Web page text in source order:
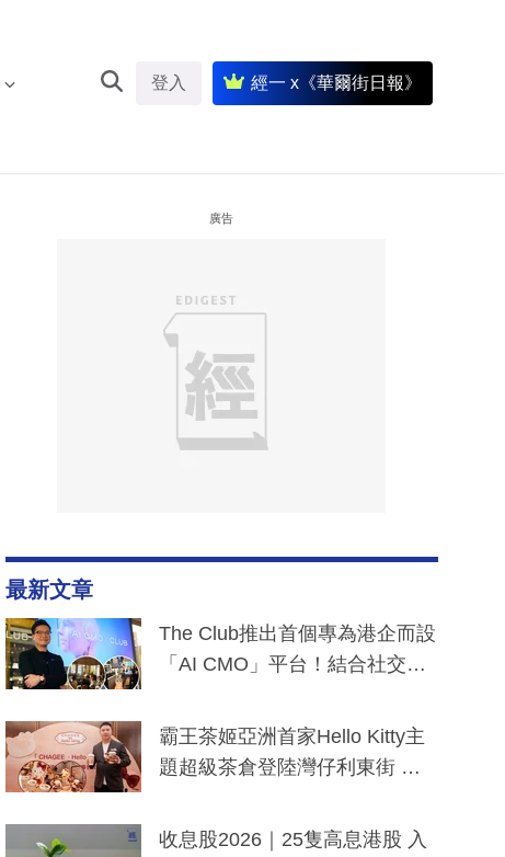
登入 經一 x《華爾街日報》
廣告
最新文章
The Club推出首個專為港企而設
「AI CMO」平台！結合社交聆
分鐘生成「貼地」宣傳短片
霸王茶姬亞洲首家Hello Kitty主
題超級茶倉登陸灣仔利東街 推
y及香港限定特調系列
收息股2026｜25隻高息港股 入